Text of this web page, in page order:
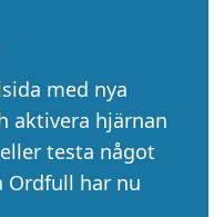
med nya
aktivera hjärnan
testa något
Ordfull har nu